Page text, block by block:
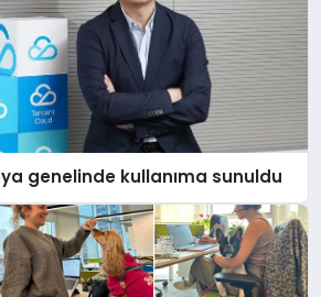
genelinde kullanıma sunuldu